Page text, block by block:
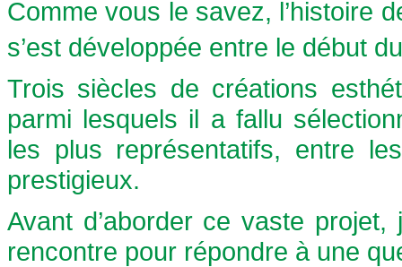
Comme vous le savez, l’histoire
s’est développée entre le début
Trois siècles de créations
parmi lesquels il a fallu
les plus représentatifs, entre
prestigieux.
Avant d’aborder ce vaste
rencontre pour répondre à une